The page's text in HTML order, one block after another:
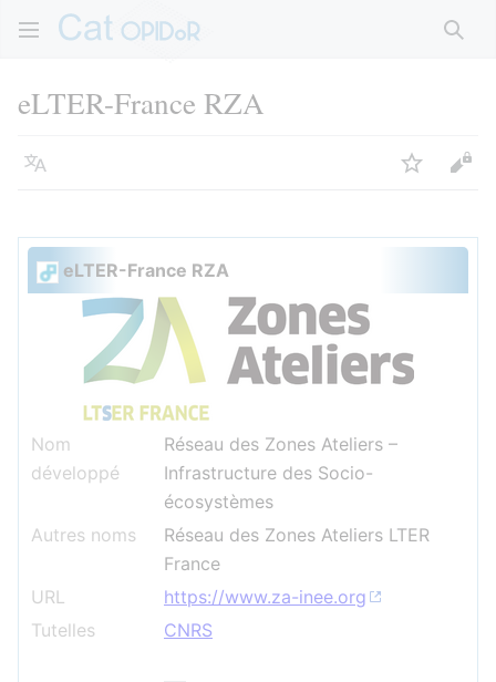
eLTER-France RZA
Langue Suivre
eLTER-France RZA
Nom
développé
Réseau des Zones Ateliers –
Infrastructure des Socio-
écosystèmes
Autres noms
Réseau des Zones Ateliers LTER
France
URL
https://www.za-inee.org
Tutelles
CNRS